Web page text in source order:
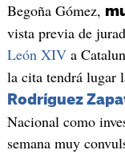
Begoña Gómez,
vista previa de
León XIVa
la cita tendrá lugar
Rodríguez
Nacional como
semana muy